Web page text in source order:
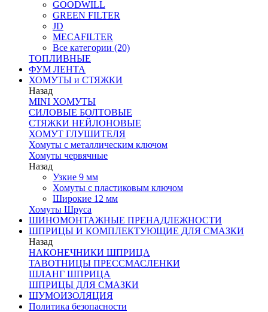
GOODWILL
GREEN FILTER
JD
MECAFILTER
Все категории (20)
ТОПЛИВНЫЕ
ФУМ ЛЕНТА
ХОМУТЫ и СТЯЖКИ
Назад
MINI ХОМУТЫ
СИЛОВЫЕ БОЛТОВЫЕ
СТЯЖКИ НЕЙЛОНОВЫЕ
ХОМУТ ГЛУШИТЕЛЯ
Хомуты с металлическим ключом
Хомуты червячные
Назад
Узкие 9 мм
Хомуты с пластиковым ключом
Широкие 12 мм
Хомуты Шруса
ШИНОМОНТАЖНЫЕ ПРЕНАДЛЕЖНОСТИ
ШПРИЦЫ И КОМПЛЕКТУЮЩИЕ ДЛЯ СМАЗКИ
Назад
НАКОНЕЧНИКИ ШПРИЦА
ТАВОТНИЦЫ ПРЕССМАСЛЕНКИ
ШЛАНГ ШПРИЦА
ШПРИЦЫ ДЛЯ СМАЗКИ
ШУМОИЗОЛЯЦИЯ
Политика безопасности